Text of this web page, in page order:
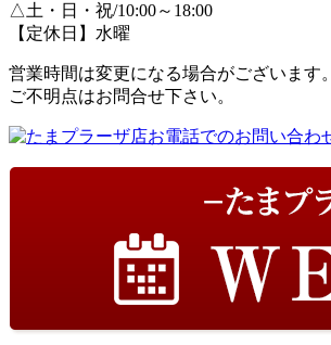
△土・日・祝/10:00～18:00
【定休日】水曜
営業時間は変更になる場合がございます。
ご不明点はお問合せ下さい。